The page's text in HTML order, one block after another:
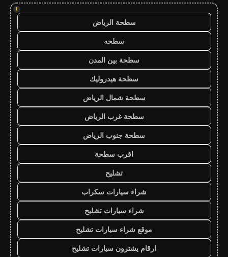
!
سطحة الرياض
سطحه
سطحة بين المدن
سطحة هيدروليك
سطحة شمال الرياض
سطحة غرب الرياض
سطحة جنوب الرياض
اقرب سطحة
تشليح
شراء سيارات سكراب
شراء سيارات تشليح
موقع شراء سيارات تشليح
ارقام يشترون سيارات تشليح